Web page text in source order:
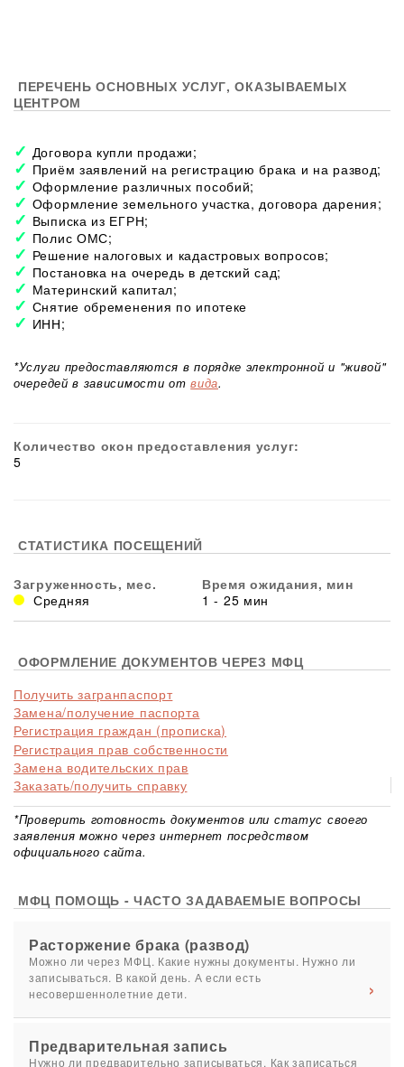
ПЕРЕЧЕНЬ ОСНОВНЫХ УСЛУГ, ОКАЗЫВАЕМЫХ
ЦЕНТРОМ
Договора купли продажи;
Приём заявлений на регистрацию брака и на развод;
Оформление различных пособий;
Оформление земельного участка, договора дарения;
Выписка из ЕГРН;
Полис ОМС;
Решение налоговых и кадастровых вопросов;
Постановка на очередь в детский сад;
Материнский капитал;
Снятие обременения по ипотеке
ИНН;
*Услуги предоставляются в порядке электронной и "живой"
очередей в зависимости отвида.
Количество окон предоставления услуг:
5
СТАТИСТИКА ПОСЕЩЕНИЙ
Загруженность, мес.
Средняя
Время ожидания, мин
1 - 25 мин
ОФОРМЛЕНИЕ ДОКУМЕНТОВ ЧЕРЕЗ МФЦ
Получить загранпаспорт
Замена/получение паспорта
Регистрация граждан (прописка)
Регистрация прав собственности
Замена водительских прав
Заказать/получить справку
*Проверить готовность документов или статус своего
заявления можно через интернет посредством
официального сайта.
МФЦ ПОМОЩЬ - ЧАСТО ЗАДАВАЕМЫЕ ВОПРОСЫ
Расторжение брака (развод)
Можно ли через МФЦ. Какие нужны документы. Нужно ли
записываться. В какой день. А если есть
несовершеннолетние дети.
Предварительная запись
Нужно ли предварительно записываться. Как записаться